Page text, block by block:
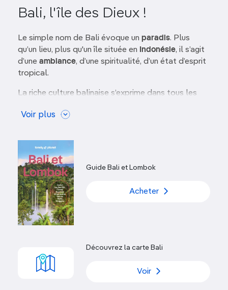
Bali, l'île des Dieux !
Le simple nom de Bali évoque un paradis. Plus
qu’un lieu, plus qu'un île située en Indonésie, il s’agit
d’une ambiance, d’une spiritualité, d’un état d’esprit
tropical.
La riche culture balinaise s’exprime dans tous les
musique et à la danse. Ajoutez-y des
délicieuse cuisine
soleil et des possibilités de
Vous ne vous lasserez jamais de Bali !
Voir plus
Guide Bali et Lombok
Acheter
Découvrez la carte Bali
Voir